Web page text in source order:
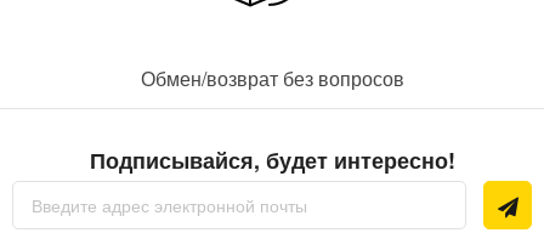
Обмен/возврат без вопросов
Подписывайся, будет интересно!
Sign
for